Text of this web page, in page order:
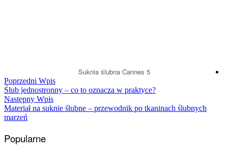
Suknia ślubna Cannes 5
Nawigacja
wpisu
Poprzedni WpisPoprzedni
Wpis:
Ślub jednostronny – co to oznacza w praktyce?
Następny WpisNastępny
Wpis:
Materiał na suknie ślubne – przewodnik po tkaninach ślubnych
marzeń
Popularne